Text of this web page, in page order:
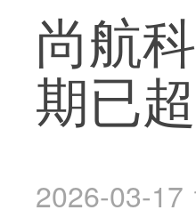
尚航
期已
2026-03-17